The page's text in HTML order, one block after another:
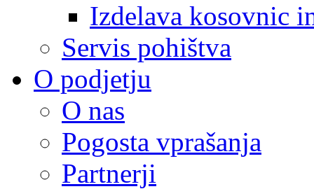
Izdelava kosovnic
Servis pohištva
O podjetju
O nas
Pogosta vprašanja
Partnerji